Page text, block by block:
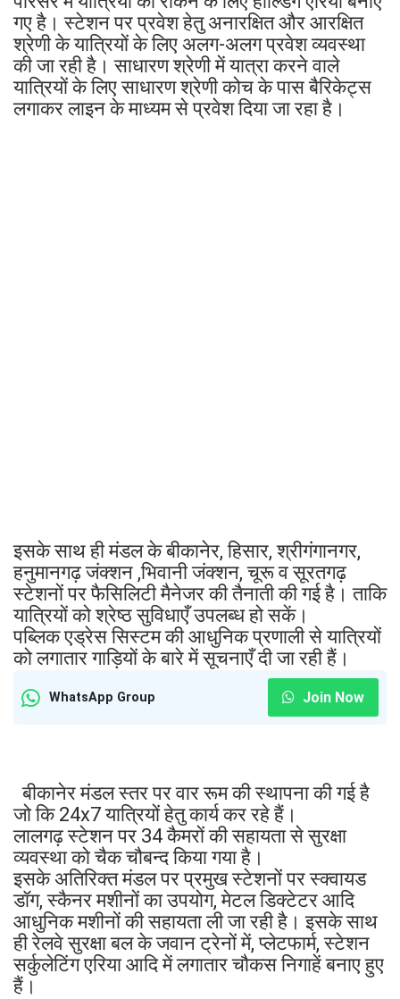
गए है। स्टेशन पर प्रवेश हेतु अनारक्षित और आरक्षित
श्रेणी के यात्रियों के लिए अलग-अलग प्रवेश व्यवस्था
की जा रही है। साधारण श्रेणी में यात्रा करने वाले
यात्रियों के लिए साधारण श्रेणी कोच के पास बैरिकेट्स
लगाकर लाइन के माध्यम से प्रवेश दिया जा रहा है।
इसके साथ ही मंडल के बीकानेर, हिसार, श्रीगंगानगर,
हनुमानगढ़ जंक्शन ,भिवानी जंक्शन, चूरू व सूरतगढ़
स्टेशनों पर फैसिलिटी मैनेजर की तैनाती की गई है। ताकि
यात्रियों को श्रेष्ठ सुविधाएँ उपलब्ध हो सकें।
पब्लिक एड्रेस सिस्टम की आधुनिक प्रणाली से यात्रियों
को लगातार गाड़ियों के बारे में सूचनाएँ दी जा रही हैं।
WhatsApp Group Join Now
बीकानेर मंडल स्तर पर वार रूम की स्थापना की गई है
जो कि 24x7 यात्रियों हेतु कार्य कर रहे हैं।
लालगढ़ स्टेशन पर 34 कैमरों की सहायता से सुरक्षा
व्यवस्था को चैक चौबन्द किया गया है।
इसके अतिरिक्त मंडल पर प्रमुख स्टेशनों पर स्क्वायड
डॉग, स्कैनर मशीनों का उपयोग, मेटल डिक्टेटर आदि
आधुनिक मशीनों की सहायता ली जा रही है। इसके साथ
ही रेलवे सुरक्षा बल के जवान ट्रेनों में, प्लेटफार्म, स्टेशन
सर्कुलेटिंग एरिया आदि में लगातार चौकस निगाहें बनाए हुए
हैं।